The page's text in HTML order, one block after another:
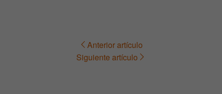
Navegación Anterior artículo
Siguiente artículo